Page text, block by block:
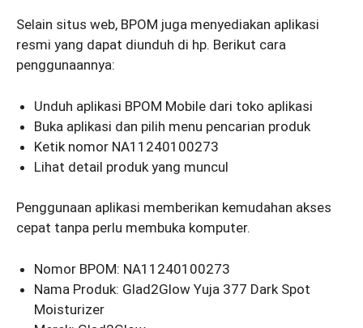
Selain situs web, BPOM juga menyediakan aplikasi
resmi yang dapat diunduh di hp. Berikut cara
penggunaannya:
Unduh aplikasi BPOM Mobile dari toko aplikasi
Buka aplikasi dan pilih menu pencarian produk
Ketik nomor NA11240100273
Lihat detail produk yang muncul
Penggunaan aplikasi memberikan kemudahan akses
cepat tanpa perlu membuka komputer.
Nomor BPOM: NA11240100273
Nama Produk: Glad2Glow Yuja 377 Dark Spot
Moisturizer